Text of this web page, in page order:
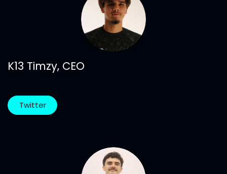
K13 Timzy, CEO
Twitter